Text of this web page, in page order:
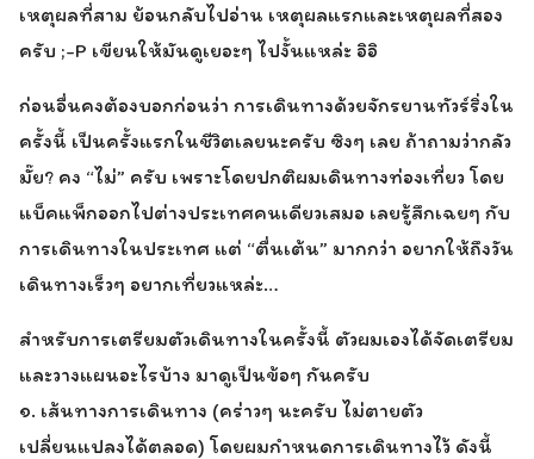
เหตุผลที่สาม ย้อนกลับไปอ่าน เหตุผลแรกและเหตุผลที่สอง
ครับ ;-P เขียนให้มันดูเยอะๆ ไปงั้นแหล่ะ อิอิ
ก่อนอื่นคงต้องบอกก่อนว่า การเดินทางด้วยจักรยานทัวร์ริ่งใน
ครั้งนี้ เป็นครั้งแรกในชีวิตเลยนะครับ ซิงๆ เลย ถ้าถามว่ากลัว
มั๊ย? คง “ไม่” ครับ เพราะโดยปกติผมเดินทางท่องเที่ยว โดย
แบ็คแพ็กออกไปต่างประเทศคนเดียวเสมอ เลยรู้สึกเฉยๆ กับ
การเดินทางในประเทศ แต่ “ตื่นเต้น” มากกว่า อยากให้ถึงวัน
เดินทางเร็วๆ อยากเที่ยวแหล่ะ…
สำหรับการเตรียมตัวเดินทางในครั้งนี้ ตัวผมเองได้จัดเตรียม
และวางแผนอะไรบ้าง มาดูเป็นข้อๆ กันครับ
๑. เส้นทางการเดินทาง (คร่าวๆ นะครับ ไม่ตายตัว
เปลี่ยนแปลงได้ตลอด) โดยผมกำหนดการเดินทางไว้ ดังนี้